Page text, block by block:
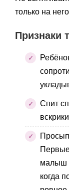
только на
Признаки
Спит
малыш
когда